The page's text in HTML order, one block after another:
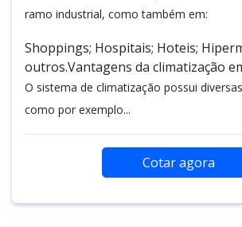
ramo industrial, como também em:
Shoppings; Hospitais; Hoteis;
outros.Vantagens da climatização
O sistema de climatização possui
como por exemplo...
Cotar agora